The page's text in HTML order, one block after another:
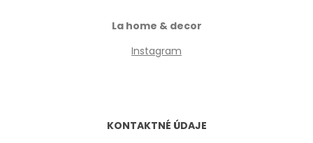
La home & decor
Instagram
KONTAKTNÉ ÚDAJE